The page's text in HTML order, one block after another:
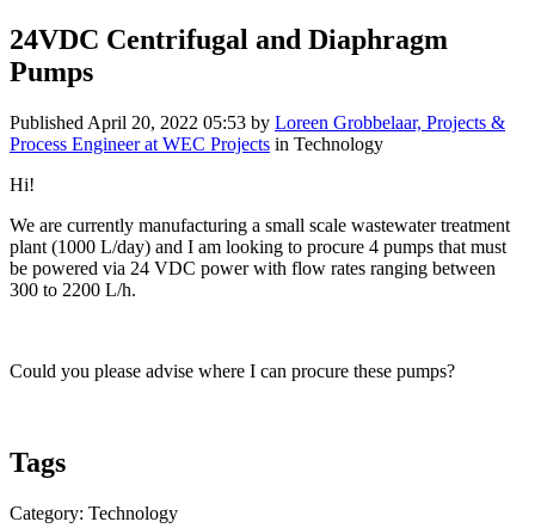
24VDC Centrifugal and Diaphragm
Pumps
Published April 20, 2022 05:53 by Loreen Grobbelaar, Projects &
Process Engineer at WEC Projects in Technology
Hi!
We are currently manufacturing a small scale wastewater treatment
plant (1000 L/day) and I am looking to procure 4 pumps that must
be powered via 24 VDC power with flow rates ranging between
300 to 2200 L/h.
Could you please advise where I can procure these pumps?
Tags
Category: Technology